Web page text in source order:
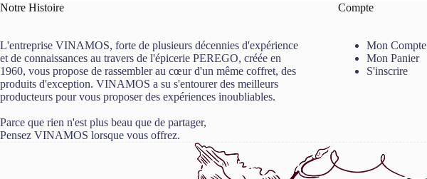
Notre Histoire
L'entreprise VINAMOS, forte de plusieurs décennies d'expérience
et de connaissances au travers de l'épicerie PEREGO, créée en
1960, vous propose de rassembler au cœur d'un même coffret, des
produits d'exception. VINAMOS a su s'entourer des meilleurs
producteurs pour vous proposer des expériences inoubliables.
Parce que rien n'est plus beau que de partager,
Pensez VINAMOS lorsque vous offrez.
Compte
Mon Compte
Mon Panier
S'inscrire